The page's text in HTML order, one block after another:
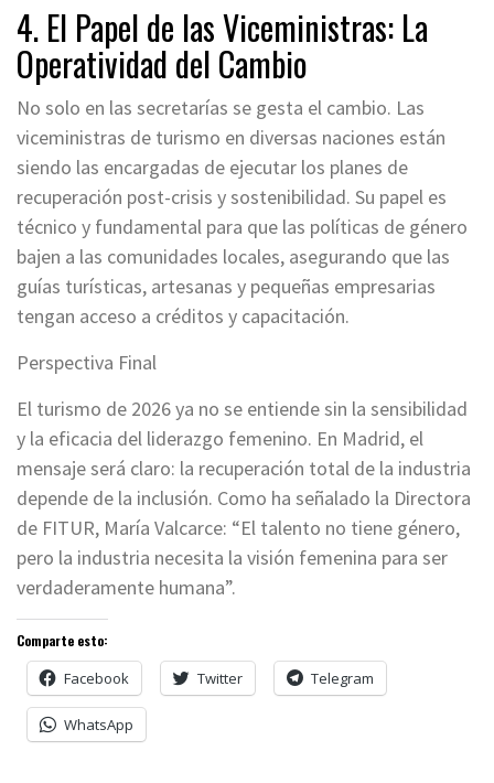
4. El Papel de las Viceministras: La
Operatividad del Cambio
No solo en las secretarías se gesta el cambio. Las
viceministras de turismo en diversas naciones están
siendo las encargadas de ejecutar los planes de
recuperación post-crisis y sostenibilidad. Su papel es
técnico y fundamental para que las políticas de género
bajen a las comunidades locales, asegurando que las
guías turísticas, artesanas y pequeñas empresarias
tengan acceso a créditos y capacitación.
Perspectiva Final
El turismo de 2026 ya no se entiende sin la sensibilidad
y la eficacia del liderazgo femenino. En Madrid, el
mensaje será claro: la recuperación total de la industria
depende de la inclusión. Como ha señalado la Directora
de FITUR, María Valcarce: “El talento no tiene género,
pero la industria necesita la visión femenina para ser
verdaderamente humana”.
Comparte esto:
Facebook Twitter Telegram
WhatsApp